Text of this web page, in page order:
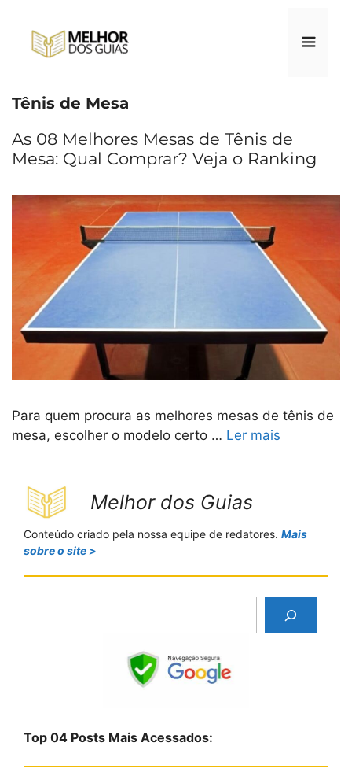
Tênis de Mesa
As 08 Melhores Mesas de Tênis de
Mesa: Qual Comprar? Veja o Ranking
Para quem procura as melhores mesas de tênis de
mesa, escolher o modelo certo … Ler mais
Melhor dos Guias
Conteúdo criado pela nossa equipe de redatores. Mais
sobre o site >
a
r
Top 04 Posts Mais Acessados: